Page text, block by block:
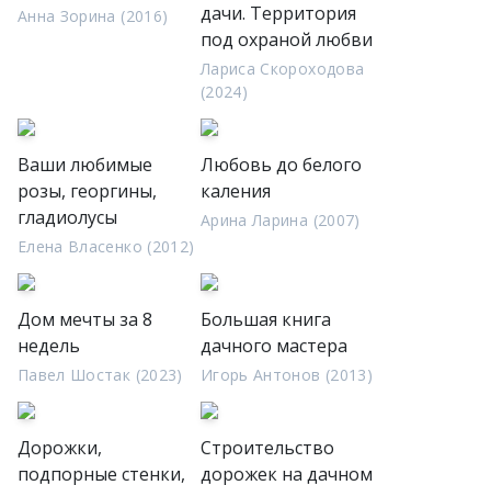
Анна Зорина (2016)
дачи. Территория
под охраной любви
Лариса Скороходова
(2024)
Ваши любимые
розы, георгины,
гладиолусы
Елена Власенко (2012)
Любовь до белого
каления
Арина Ларина (2007)
Дом мечты за 8
недель
Павел Шостак (2023)
Большая книга
дачного мастера
Игорь Антонов (2013)
Дорожки,
подпорные стенки,
Строительство
дорожек на дачном